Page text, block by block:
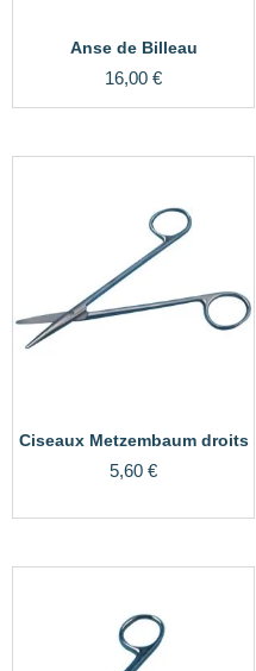
Anse de Billeau
16,00 €
Ciseaux Metzembaum droits
5,60 €